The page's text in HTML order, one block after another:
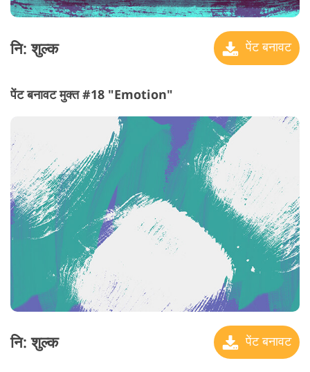
नि: शुल्क पेंट बनावट
पेंट बनावट मुक्त #18 "Emotion"
नि: शुल्क पेंट बनावट